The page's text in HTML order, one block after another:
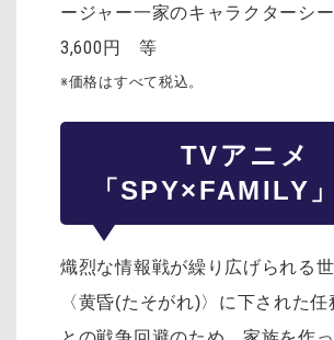
ージャー一家のキャラクターシ
3,600円 等
※価格はすべて税込。
TVアニメ
「SPY×FAMILY
熾烈な情報戦が繰り広げられる
〈黄昏(たそがれ)〉に下された任